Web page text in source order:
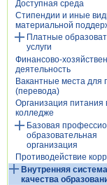
Доступная среда
Стипендии и иные
материальной
Платные
услуги
Финансово-
деятельность
Вакантные места для
(перевода)
Организация питания
колледже
Базовая
образовательная
организация
Противодействие
Внутренняя
качества